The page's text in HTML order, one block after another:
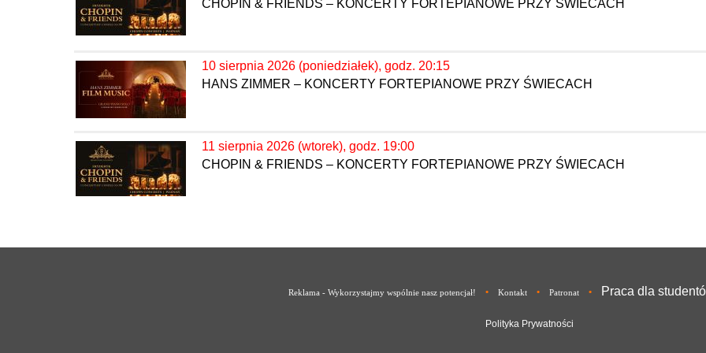
CHOPIN & FRIENDS – KONCERTY FORTEPIANOWE PRZY ŚWIECACH
10 sierpnia 2026 (poniedziałek), godz. 20:15
HANS ZIMMER – KONCERTY FORTEPIANOWE PRZY ŚWIECACH
11 sierpnia 2026 (wtorek), godz. 19:00
CHOPIN & FRIENDS – KONCERTY FORTEPIANOWE PRZY ŚWIECACH
Reklama - Wykorzystajmy wspólnie nasz potencjał! • Kontakt • Patronat • Praca dla
Polityka Prywatności